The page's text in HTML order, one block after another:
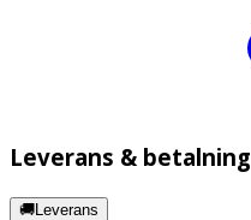
Leverans & betalning
🚚Leverans